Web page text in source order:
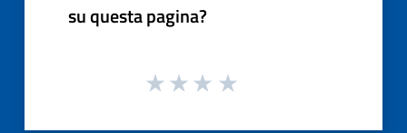
su questa pagina?